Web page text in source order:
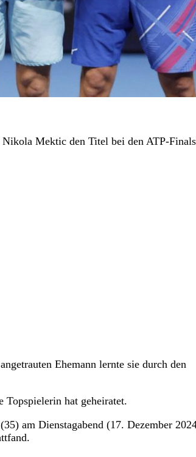
Mektic den Titel bei den ATP-
Ehemann lernte sie durch den
Topspielerin hat geheiratet.
am Dienstagabend (17. Dezember